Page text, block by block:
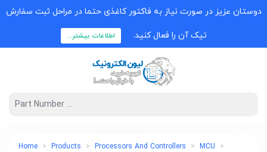
دوستان عزیز در صورت نیاز به فاکتور کاغذی حتما در مراحل ثبت سفارش
تیک آن را فعال کنید. اطلاعات بیشتر...
Home Products Processors And Controllers
MCU